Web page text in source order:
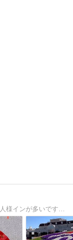
年パス初心者のディズニーブログです。お一人様インが多いですが、一緒に行ける時は夫と二人でＴＤＲを楽しんでいます。